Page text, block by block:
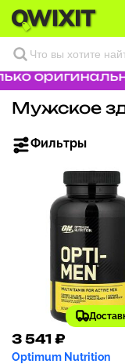
Мужское
Фильтры
3 541 ₽
Optimum Nutrition